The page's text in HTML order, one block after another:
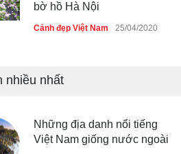
bờ hồ Hà Nội
Cảnh đẹp Việt Nam 25/04/2020
du lịch quốc gia
Chợ đêm Phú Quốc có nhà
vệ sinh miễn phí
nhiều nhất
Những địa danh nổi tiếng
Việt Nam giống nước ngoài